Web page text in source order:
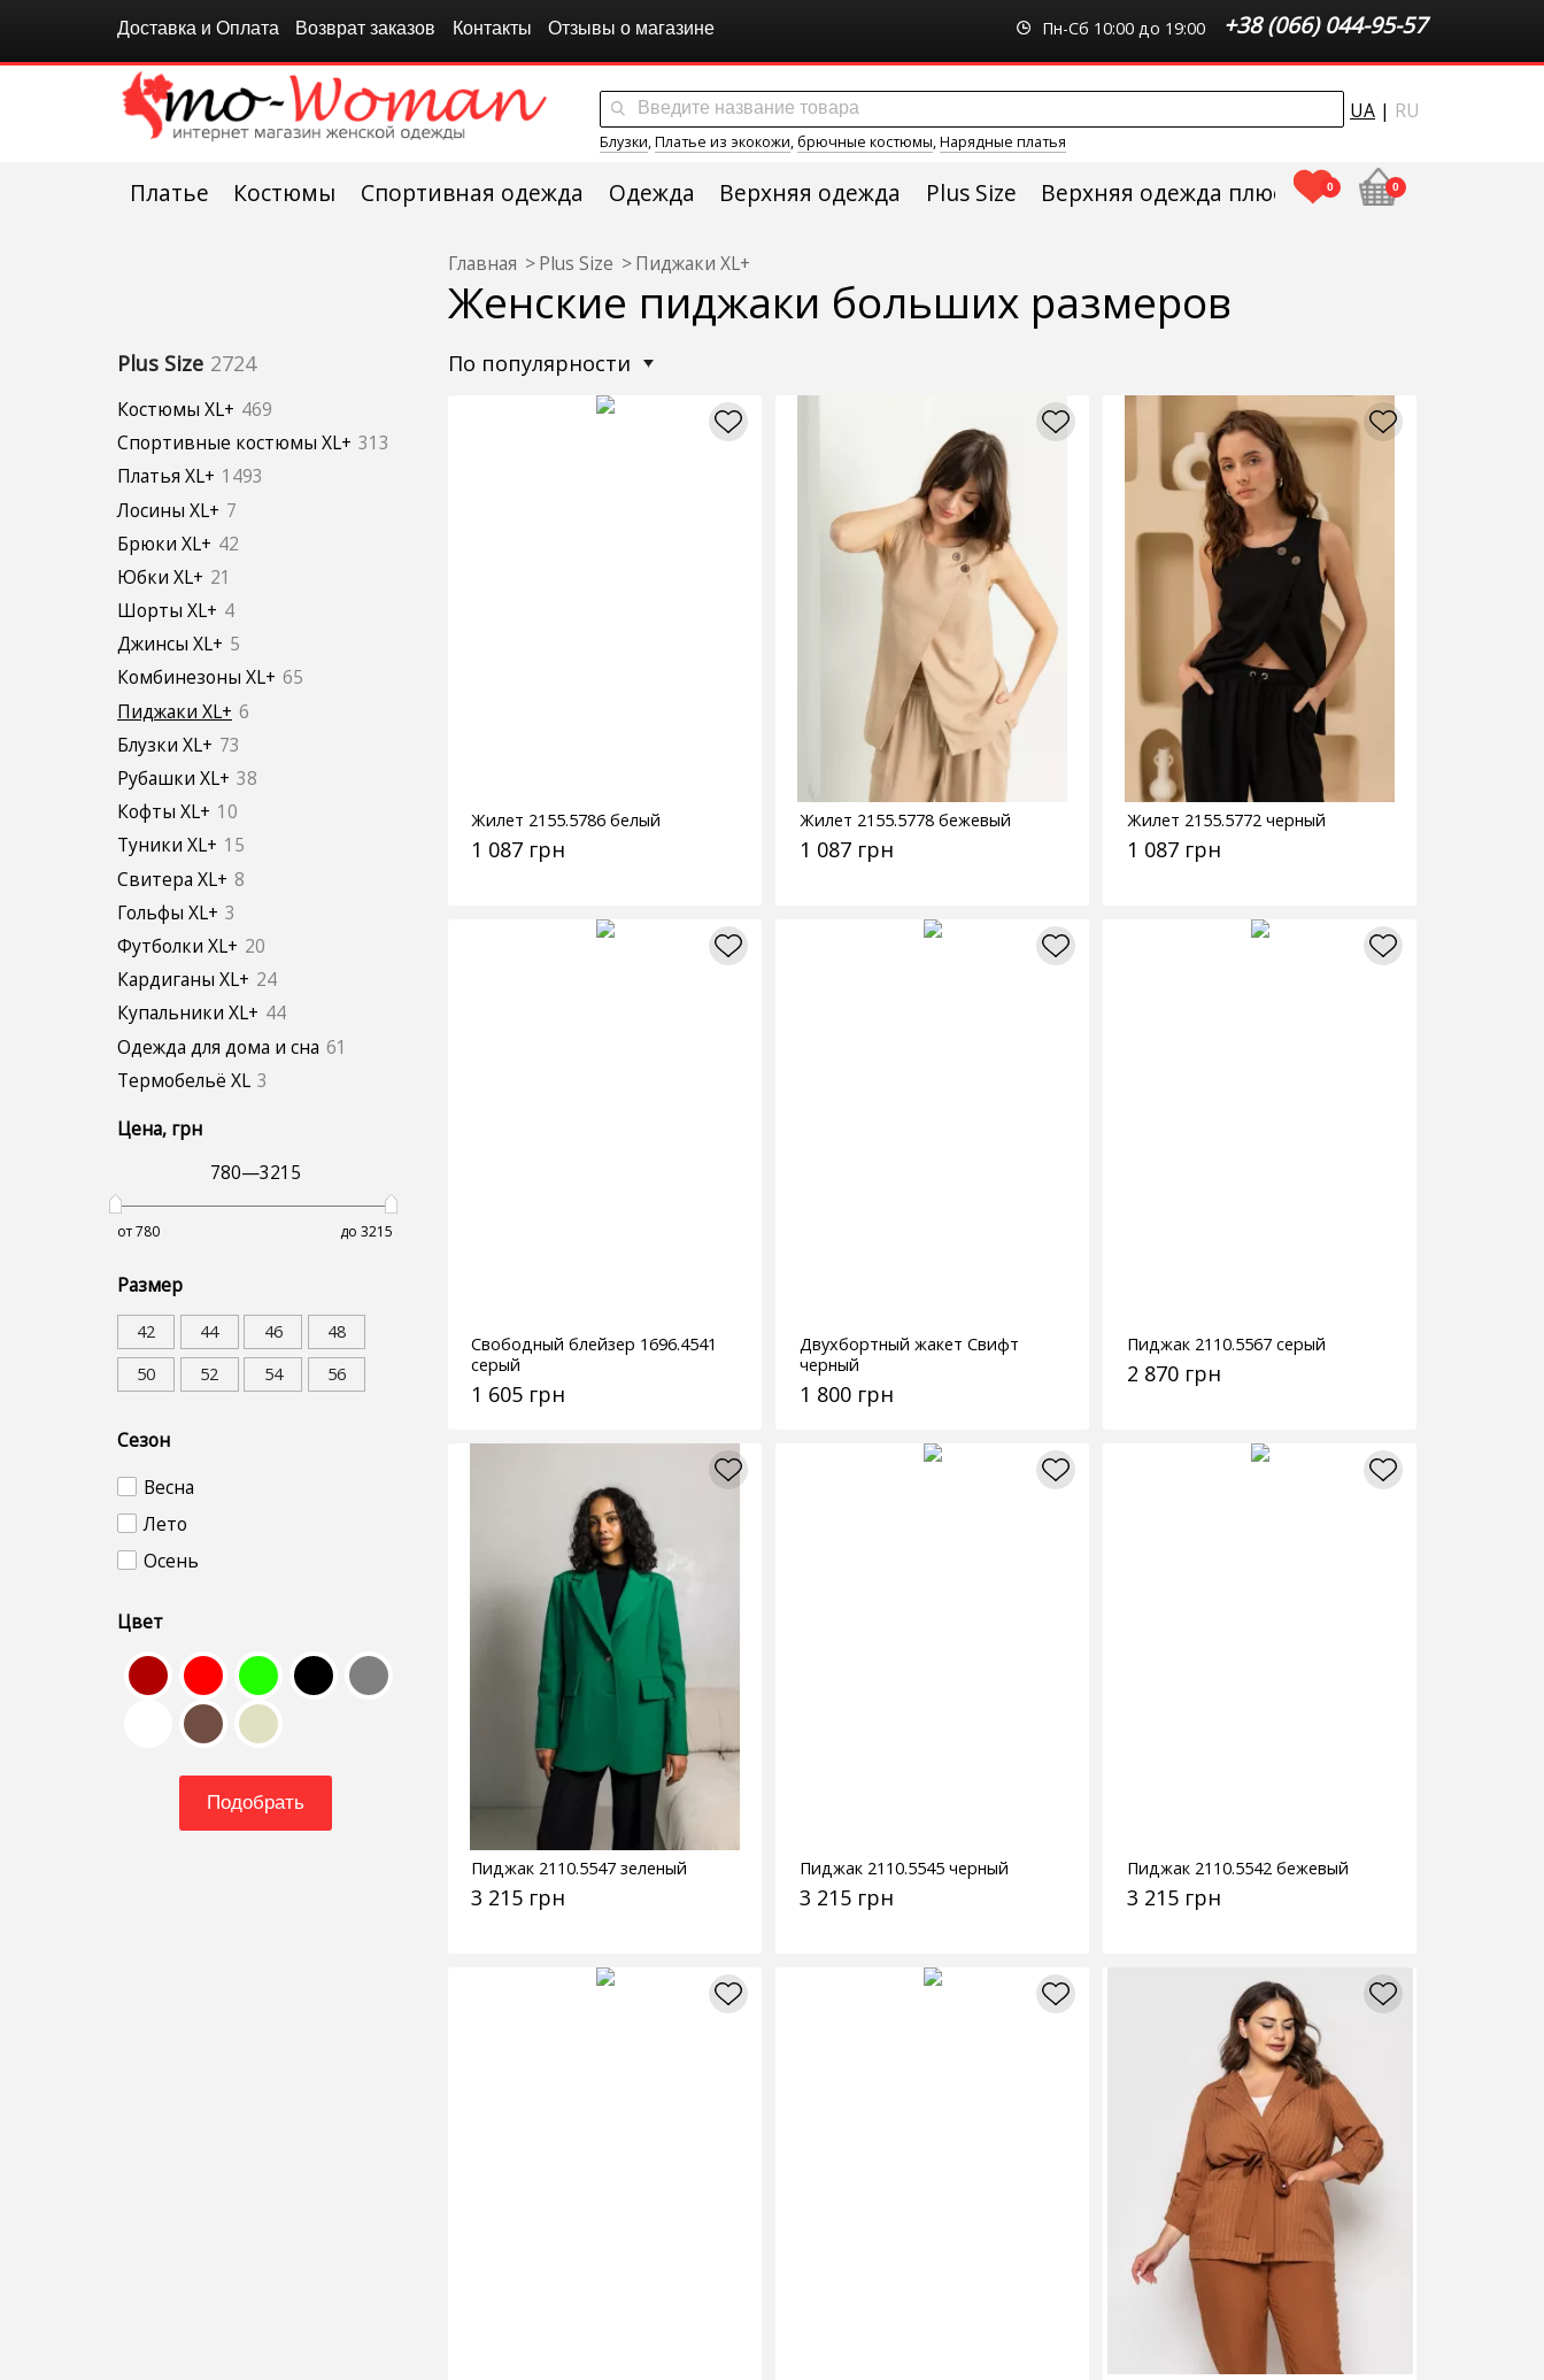
Доставка и Оплата Возврат заказов Контакты Отзывы о магазине +38 (066) 044-95-57
Пн-Сб 10:00 до 19:00
UA | RU
Блузки,Платье из экокожи, брючные костюмы,Нарядные платья
Платье Костюмы Спортивная одежда Одежда Верхняя одежда Plus Size Верхняя одежда плюс сайз
0 0
Главная Plus Size Пиджаки XL+
Женские пиджаки больших размеров
Plus Size 2724
Костюмы XL+ 469
Спортивные костюмы XL+ 313
Платья XL+ 1493
Лосины XL+ 7
Брюки XL+ 42
Юбки XL+ 21
Шорты XL+ 4
Джинсы XL+ 5
Комбинезоны XL+ 65
Пиджаки XL+ 6
Блузки XL+ 73
Рубашки XL+ 38
Кофты XL+ 10
Туники XL+ 15
Свитера XL+ 8
Гольфы XL+ 3
Футболки XL+ 20
Кардиганы XL+ 24
Купальники XL+ 44
Одежда для дома и сна 61
Термобельё XL 3
по популярности
Цена, грн
780—3215
от 780 до 3215
Размер
42 44 46
48
50
52 54 56
Сезон
Весна
Лето
Осень
Цвет
Подобрать
Жилет 2155.5786 белый
1 087 грн
Жилет 2155.5778 бежевый
1 087 грн
Жилет 2155.5772 черный
1 087 грн
Свободный блейзер 1696.4541
серый
1 605 грн
Двухбортный жакет Свифт
черный
1 800 грн
Пиджак 2110.5567 серый
2 870 грн
Пиджак 2110.5547 зеленый
3 215 грн
Пиджак 2110.5545 черный
3 215 грн
Пиджак 2110.5542 бежевый
3 215 грн